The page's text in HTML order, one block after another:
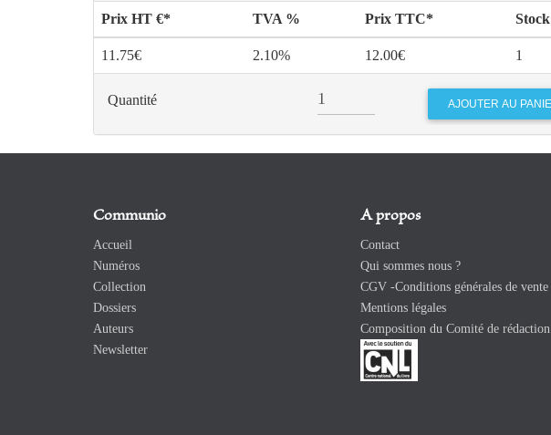
Prix HT €* TVA % Prix TTC* Stock
11.75€ 2.10% 12.00€ 1
Quantité
Communio
Accueil
Numéros
Collection
Dossiers
Auteurs
Newsletter
A propos
Contact
Qui sommes nous ?
CGV -Conditions générales de vente
Mentions légales
Composition du Comité de rédaction